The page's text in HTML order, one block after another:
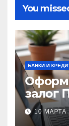
You
БАНКИ И
залог
без
10 МАРТА